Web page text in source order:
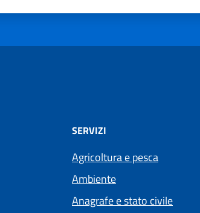
SERVIZI
Agricoltura e pesca
Ambiente
Anagrafe e stato civile